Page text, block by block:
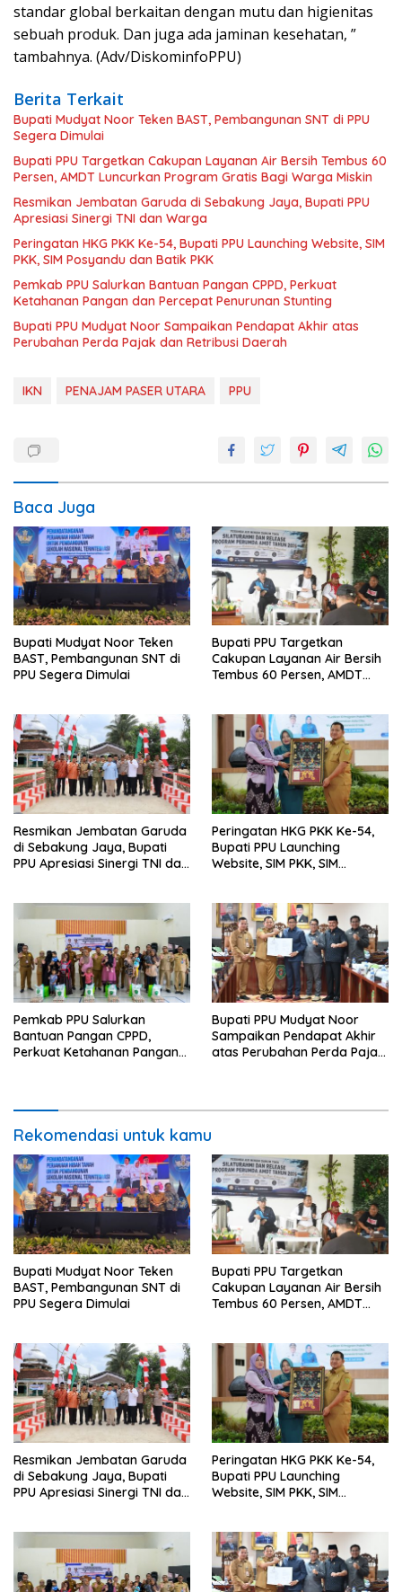
standar global berkaitan dengan mutu dan higienitas
sebuah produk. Dan juga ada jaminan kesehatan, ”
tambahnya. (Adv/DiskominfoPPU)
Berita Terkait
Bupati Mudyat Noor Teken BAST, Pembangunan SNT di PPU
Segera Dimulai
Bupati PPU Targetkan Cakupan Layanan Air Bersih Tembus 60
Persen, AMDT Luncurkan Program Gratis Bagi Warga Miskin
Resmikan Jembatan Garuda di Sebakung Jaya, Bupati PPU
Apresiasi Sinergi TNI dan Warga
Peringatan HKG PKK Ke-54, Bupati PPU Launching Website, SIM
PKK, SIM Posyandu dan Batik PKK
Pemkab PPU Salurkan Bantuan Pangan CPPD, Perkuat
Ketahanan Pangan dan Percepat Penurunan Stunting
Bupati PPU Mudyat Noor Sampaikan Pendapat Akhir atas
Perubahan Perda Pajak dan Retribusi Daerah
IKN PENAJAM PASER UTARA PPU
Baca Juga
Bupati Mudyat Noor Teken
BAST, Pembangunan SNT di
PPU Segera Dimulai
Bupati PPU Targetkan
Cakupan Layanan Air Bersih
Tembus 60 Persen, AMDT
Resmikan Jembatan Garuda
di Sebakung Jaya, Bupati
PPU Apresiasi Sinergi TNI dan
Peringatan HKG PKK Ke-54,
Bupati PPU Launching
Website, SIM PKK, SIM
Pemkab PPU Salurkan
Bantuan Pangan CPPD,
Perkuat Ketahanan Pangan
Bupati PPU Mudyat Noor
Sampaikan Pendapat Akhir
atas Perubahan Perda Pajak
Rekomendasi untuk kamu
Bupati Mudyat Noor Teken
BAST, Pembangunan SNT di
PPU Segera Dimulai
Bupati PPU Targetkan
Cakupan Layanan Air Bersih
Tembus 60 Persen, AMDT
Resmikan Jembatan Garuda
di Sebakung Jaya, Bupati
PPU Apresiasi Sinergi TNI dan
Peringatan HKG PKK Ke-54,
Bupati PPU Launching
Website, SIM PKK, SIM